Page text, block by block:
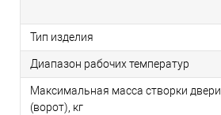
Тип изделия
Диапазон рабочих температур
Максимальная масса створки двери
(ворот), кг